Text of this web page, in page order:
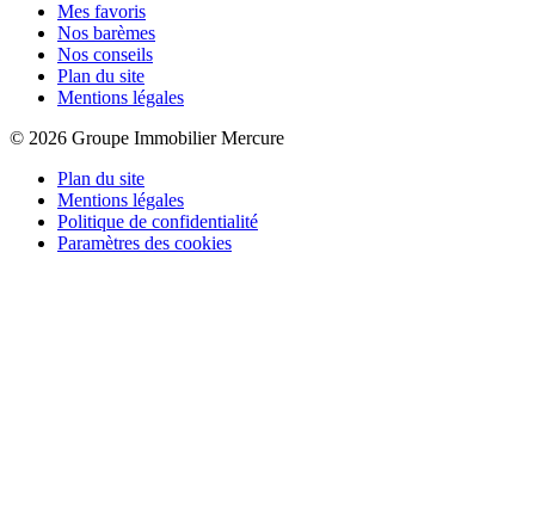
Mes favoris
Nos barèmes
Nos conseils
Plan du site
Mentions légales
© 2026 Groupe Immobilier Mercure
Plan du site
Mentions légales
Politique de confidentialité
Paramètres des cookies